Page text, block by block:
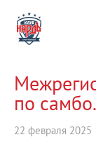
по самбо.
22 февраля 2025